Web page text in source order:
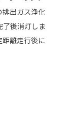
排出ガス浄化
後消灯しま
離走行後に